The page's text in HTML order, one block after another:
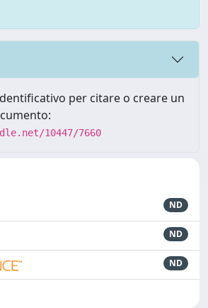
per citare o creare un
10447/7660
ND
ND
ND